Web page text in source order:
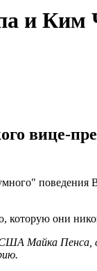
и
вице-
они
Майка